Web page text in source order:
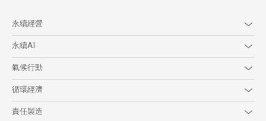
永續經營
永續AI
氣候行動
循環經濟
責任製造